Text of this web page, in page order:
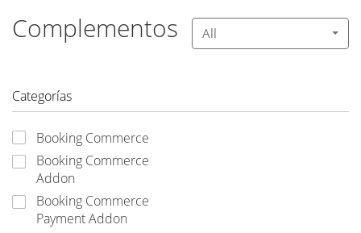
Complementos All
Categorías
Booking Commerce
Booking Commerce
Addon
Booking Commerce
Payment Addon